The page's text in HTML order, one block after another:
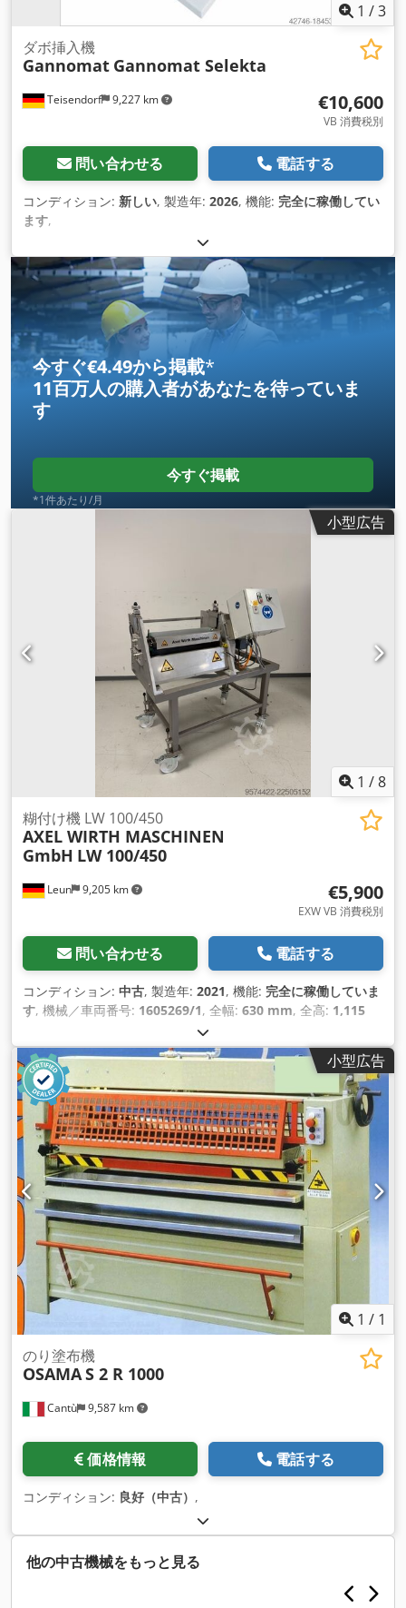
1 /3
Teisendorf 9,227 km
ダボ挿入機
Gannomat Gannomat Selekta
€10,600
VB 消費税別
問い合わせる 電話する
コンディション: 新しい, 製造年: 2026, 機能: 完全に稼働してい
ます,
今すぐ€4.49から掲載*
11百万人の購入者があなたを待っていま
す
今すぐ掲載
*1件あたり/月
小型広告
1 /8
Leun 9,205 km
糊付け機 LW 100/450
AXEL WIRTH MASCHINEN
GmbH LW 100/450
€5,900
EXW VB 消費税別
問い合わせる 電話する
コンディション: 中古, 製造年: 2021, 機能: 完全に稼働していま
す, 機械／車両番号: 1605269/1, 全幅: 630 mm, 全高: 1,115
, 作業幅:460 mm
力電流の種類:エアコン, 総重量:200 kg（キログラム）, 出力:
0.37 キロワット (0.50 馬力)
, ローラーの直径: 100 mm, 通過
高:80 mm, X軸送り速度:35 m/分, 高さ調整タイプ: 機械式, タ
ンク容量:2 l, ロール幅:450 mm, 入力周波数:50 ヘルツ, ワー
クピース高さ（最大）:80 mm, 装備:両面,
小型広告
1 / 1
Cantù 9,587 km
のり塗布機
OSAMAS 2 R 1000
価格情報 電話する
コンディション: 良好（中古） ,
他の中古機械をもっと見る